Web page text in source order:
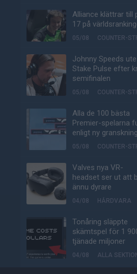
Alliance klättrar till
17 på
05/08 COUNTER-
Johnny Speeds
Stake Pulse efter
semifinalen
05/08 COUNTER-
Alla de 100 bästa
Premier-spelarna
enligt ny granskning
05/08 COUNTER-
Valves nya VR-
headset ser ut att
ännu dyrare
04/08 HÅRDVARA
Tonåring släppte
skämtspel för 1
tjänade miljoner
04/08 ALLA